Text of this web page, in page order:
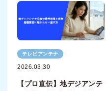
テレビアンテナ
2026.03.30
【プロ直伝】地デジアンテ